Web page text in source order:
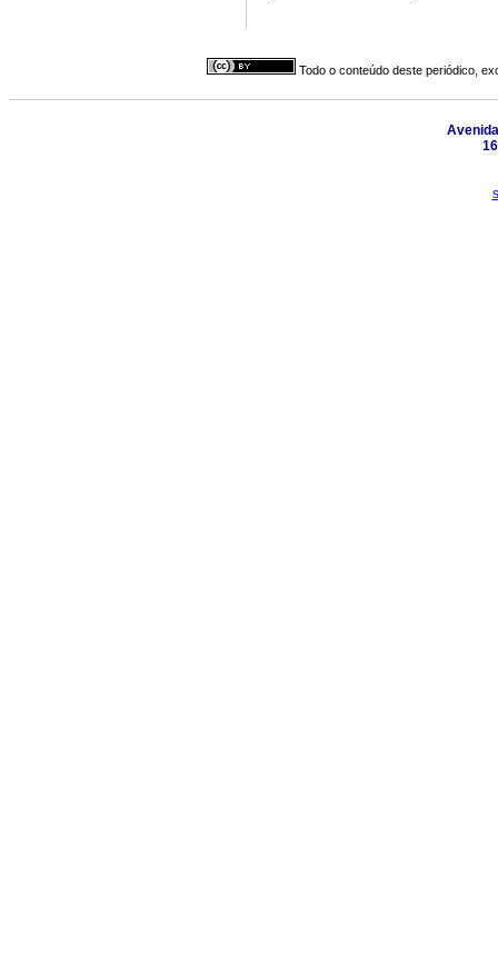
Todo o conteúdo deste periódico,